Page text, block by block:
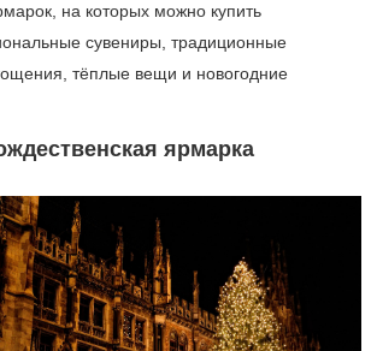
на которых можно купить
сувениры, традиционные
тёплые вещи и новогодние
ярмарка